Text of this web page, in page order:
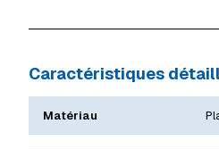
Caractéristiques
Matériau